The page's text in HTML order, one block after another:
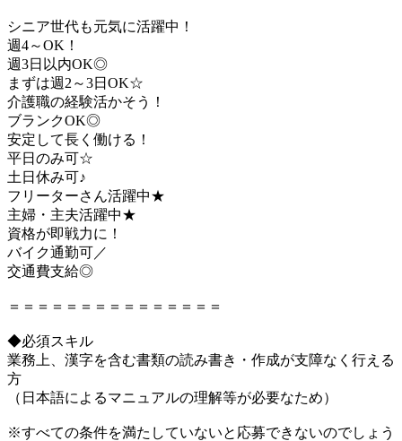
シニア世代も元気に活躍中！
週4～OK！
週3日以内OK◎
まずは週2～3日OK☆
介護職の経験活かそう！
ブランクOK◎
安定して長く働ける！
平日のみ可☆
土日休み可♪
フリーターさん活躍中★
主婦・主夫活躍中★
資格が即戦力に！
バイク通勤可／
交通費支給◎
＝＝＝＝＝＝＝＝＝＝＝＝＝＝＝
◆必須スキル
業務上、漢字を含む書類の読み書き・作成が支障なく行える
方
（日本語によるマニュアルの理解等が必要なため）
※すべての条件を満たしていないと応募できないのでしょう